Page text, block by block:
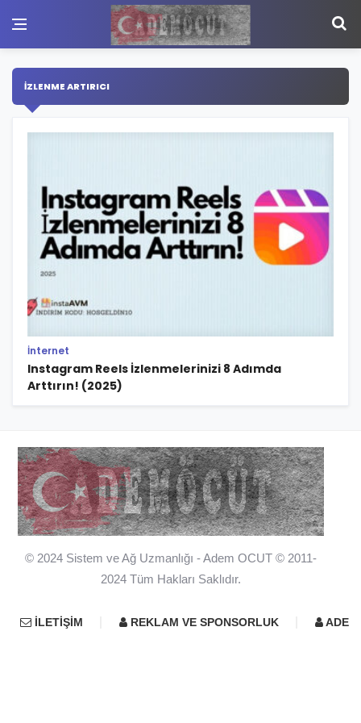
İZLENME ARTIRICI
İnternet
Instagram Reels İzlenmelerinizi 8 Adımda
Arttırın! (2025)
© 2024 Sistem ve Ağ Uzmanlığı - Adem OCUT © 2011-
2024 Tüm Hakları Saklıdır.
İLETIŞIM REKLAM VE SPONSORLUK